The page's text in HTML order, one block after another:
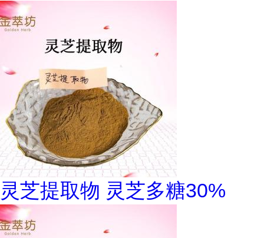
灵芝提取物 灵芝多糖30%